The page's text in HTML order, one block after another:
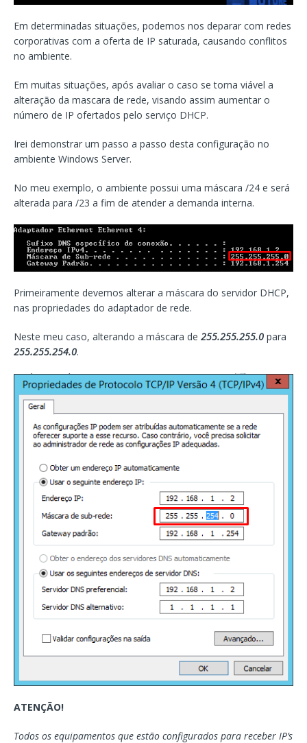
Em determinadas situações, podemos nos deparar com redes
corporativas com a oferta de IP saturada, causando conflitos
no ambiente.
Em muitas situações, após avaliar o caso se torna viável a
alteração da mascara de rede, visando assim aumentar o
número de IP ofertados pelo serviço DHCP.
Irei demonstrar um passo a passo desta configuração no
ambiente Windows Server.
No meu exemplo, o ambiente possui uma máscara /24 e será
alterada para /23 a fim de atender a demanda interna.
Primeiramente devemos alterar a máscara do servidor DHCP,
nas propriedades do adaptador de rede.
Neste meu caso, alterando a máscara de 255.255.255.0 para
255.255.254.0.
ATENÇÃO!
Todos os equipamentos que estão configurados para receber IP’s